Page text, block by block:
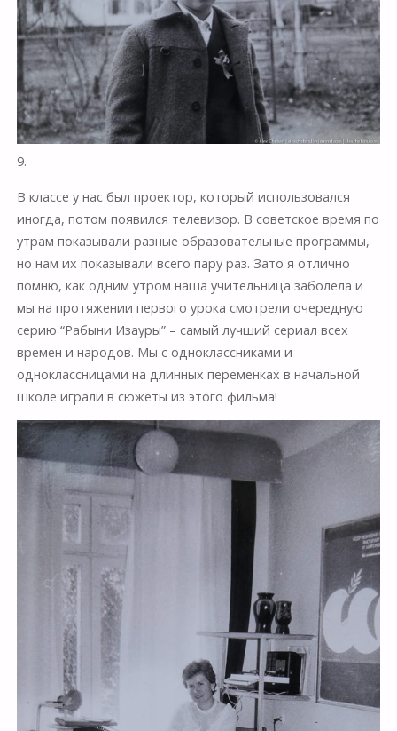
9.
В классе у нас был проектор, который использовался
иногда, потом появился телевизор. В советское время по
утрам показывали разные образовательные программы,
но нам их показывали всего пару раз. Зато я отлично
помню, как одним утром наша учительница заболела и
мы на протяжении первого урока смотрели очередную
серию “Рабыни Изауры” – самый лучший сериал всех
времен и народов. Мы с одноклассниками и
одноклассницами на длинных переменках в начальной
школе играли в сюжеты из этого фильма!